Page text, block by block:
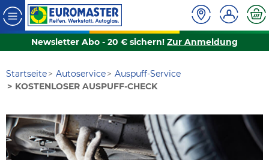
Newsletter Abo - 20 € sichern! Zur Anmeldung
Startseite Autoservice
Auspuff-Service
KOSTENLOSER AUSPUFF-CHECK